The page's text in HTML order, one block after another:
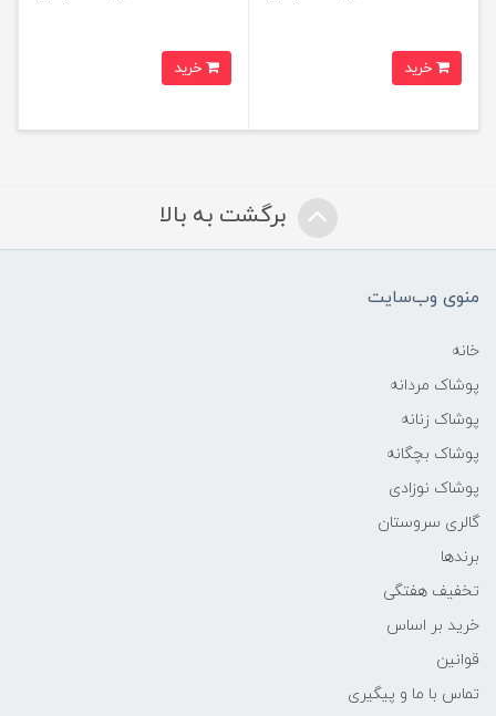
برگشت به بالا
منوی وب‌سایت
خانه
پوشاک مردانه
پوشاک زنانه
پوشاک بچگانه
پوشاک نوزادی
گالری سروستان
برندها
تخفیف هفتگی
خرید بر اساس
قوانین
تماس با ما و پیگیری